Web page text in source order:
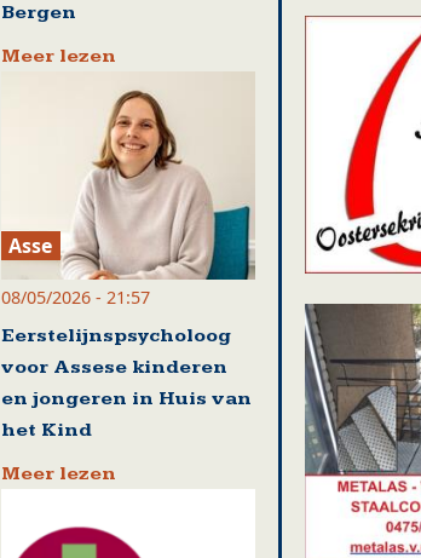
Bergen
Meer lezen
Asse
08/05/2026 - 21:57
Eerstelijnspsycholoog
voor Assese kinderen
en jongeren in Huis van
het Kind
Meer lezen